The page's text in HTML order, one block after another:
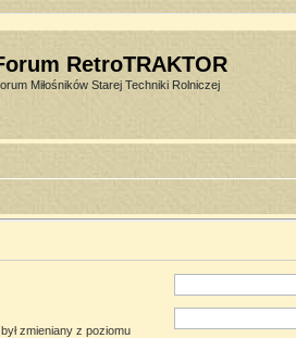
RetroTRAKTOR
Miłośników Starej Techniki Rolniczej
zmieniany z poziomu